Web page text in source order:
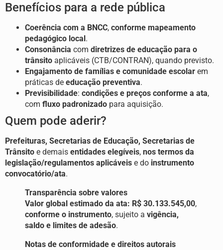
Benefícios para a rede pública
Coerência com a BNCC, conforme mapeamento
pedagógico local .
Consonância com diretrizes de educação para o
trânsito aplicáveis (CTB/CONTRAN), quando previsto.
Engajamento de famílias e comunidade escolar em
práticas de educação preventiva.
Previsibilidade: condições e preços conforme a ata,
com fluxo padronizado para aquisição.
Quem pode aderir?
Prefeituras, Secretarias de Educação, Secretarias de
Trânsito e demais entidades elegíveis, nos termos da
legislação/regulamentos aplicáveis e do instrumento
convocatório/ata.
Transparência sobre valores
Valor global estimado da ata: R$ 30.133.545,00,
conforme o instrumento, sujeito a vigência,
saldo e limites de adesão.
Notas de conformidade e direitos autorais